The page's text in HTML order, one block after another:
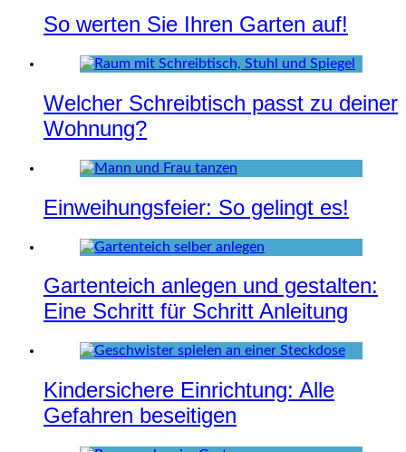
So werten Sie Ihren Garten auf!
Welcher Schreibtisch passt zu deiner
Wohnung?
Einweihungsfeier: So gelingt es!
Gartenteich anlegen und gestalten:
Eine Schritt für Schritt Anleitung
Kindersichere Einrichtung: Alle
Gefahren beseitigen